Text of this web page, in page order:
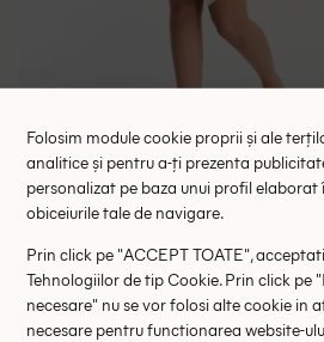
Rochie scurta ASOS, bej
RRP: 199.00 lei
Folosim module cookie proprii și ale
analitice și pentru a-ți prezenta
personalizat pe baza unui profil
obiceiurile tale de navigare.
Prin click pe "ACCEPT TOATE",
Tehnologiilor de tip Cookie. Prin click pe
necesare" nu se vor folosi alte cookie in
necesare pentru functionarea website-